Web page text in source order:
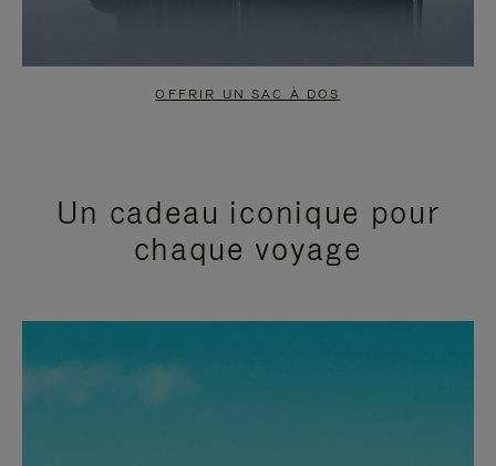
OFFRIR UN SAC À DOS
Un cadeau iconique pour
chaque voyage